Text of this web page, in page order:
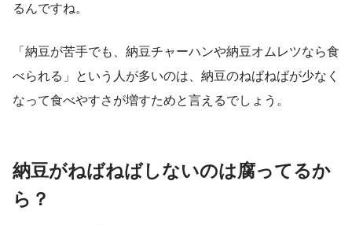
るんですね。
「納豆が苦手でも、納豆チャーハンや納豆オムレツなら食
べられる」という人が多いのは、納豆のねばねばが少なく
なって食べやすさが増すためと言えるでしょう。
納豆がねばねばしないのは腐ってるか
ら？